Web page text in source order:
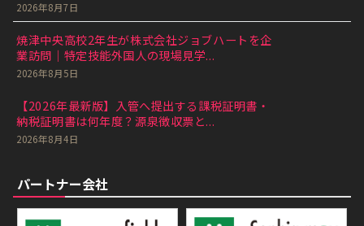
2026年8月7日
焼津中央高校2年生が株式会社ジョブハートを企
業訪問｜特定技能外国人の現場見学...
2026年8月5日
【2026年最新版】入管へ提出する課税証明書・
納税証明書は何年度？源泉徴収票と...
2026年8月4日
パートナー会社